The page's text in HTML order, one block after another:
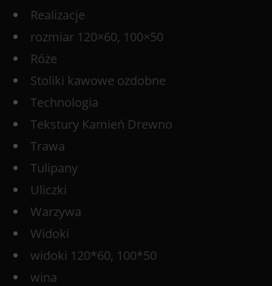
Realizacje
rozmiar 120×60, 100×50
Róże
Stoliki kawowe ozdobne
Technologia
Tekstury Kamień Drewno
Trawa
Tulipany
Uliczki
Warzywa
Widoki
widoki 120*60, 100*50
wina